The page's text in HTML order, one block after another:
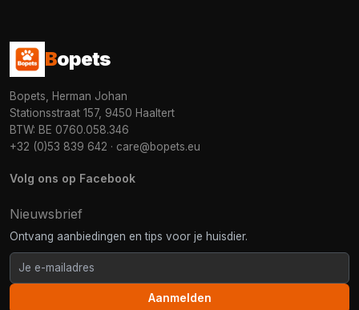
Bopets
Bopets, Herman Johan
Stationsstraat 157, 9450 Haaltert
BTW: BE 0760.058.346
+32 (0)53 839 642 · care@bopets.eu
Volg ons op Facebook
Nieuwsbrief
Ontvang aanbiedingen en tips voor je huisdier.
Aanmelden